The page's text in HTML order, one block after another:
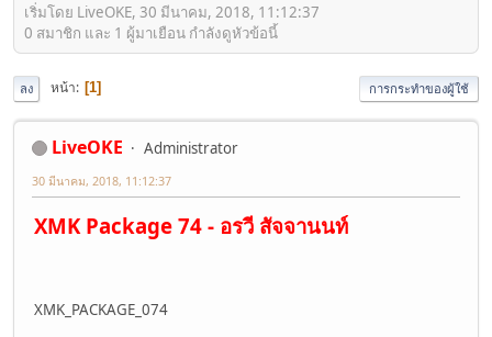
เริ่มโดย LiveOKE, 30 มีนาคม, 2018, 11:12:37
0 สมาชิก และ 1 ผู้มาเยือน กำลังดูหัวข้อนี้
ลง หน้า 1 การกระทำของผู้ใช้
LiveOKE Administrator
30 มีนาคม, 2018, 11:12:37
XMK Package 74 - อรวี สัจจานนท์
XMK_PACKAGE_074